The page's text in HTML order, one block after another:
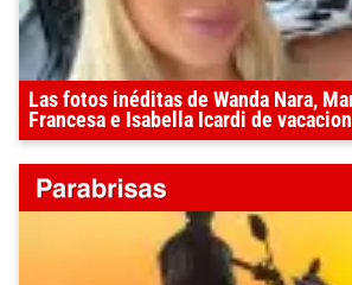
Las fotos inéditas de Wanda Nara,
Francesa e Isabella Icardi de